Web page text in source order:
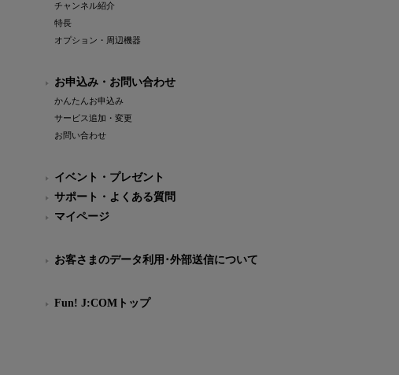
チャンネル紹介
特長
オプション・周辺機器
お申込み・お問い合わせ
かんたんお申込み
サービス追加・変更
お問い合わせ
イベント・プレゼント
サポート・よくある質問
マイページ
お客さまのデータ利用･外部送信について
Fun! J:COMトップ